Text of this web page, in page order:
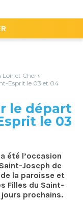
Loir et Cher›
Esprit le 03 et 04
le départ
le 03
été l’occasion
Joseph de
la paroisse et
Filles du Saint-
prochains.